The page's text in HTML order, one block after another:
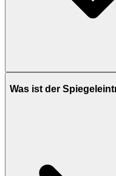
Was ist der